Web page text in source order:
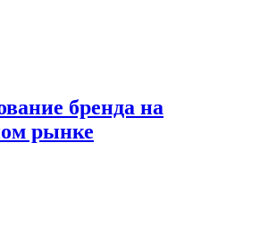
бренда на
рынке